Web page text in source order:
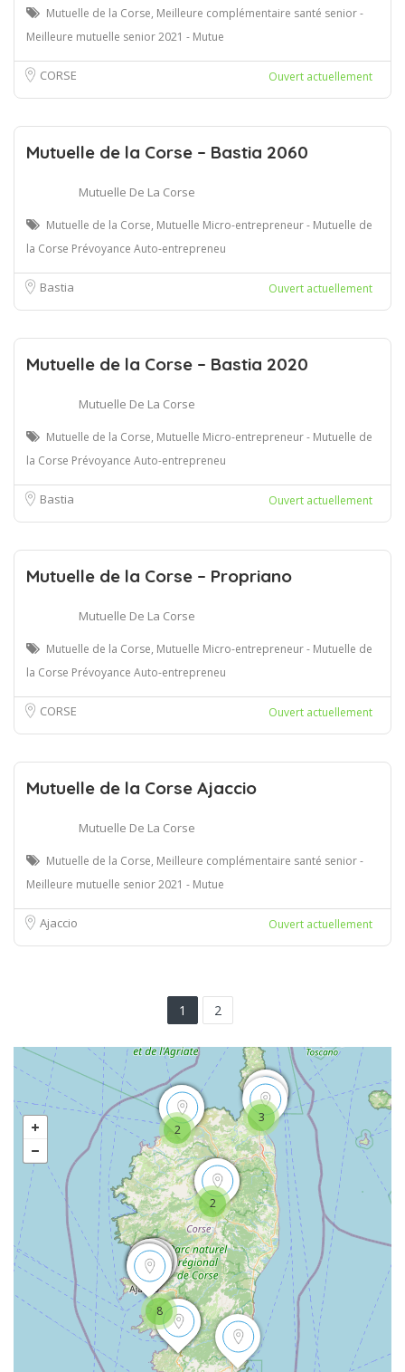
Mutuelle de la Corse, Meilleure complémentaire santé senior -
Meilleure mutuelle senior 2021 - Mutue
CORSE Ouvert actuellement
Mutuelle de la Corse – Bastia 2060
Mutuelle De La Corse
Mutuelle de la Corse, Mutuelle Micro-entrepreneur - Mutuelle de
la Corse Prévoyance Auto-entrepreneu
Bastia Ouvert actuellement
Mutuelle de la Corse – Bastia 2020
Mutuelle De La Corse
Mutuelle de la Corse, Mutuelle Micro-entrepreneur - Mutuelle de
la Corse Prévoyance Auto-entrepreneu
Bastia Ouvert actuellement
Mutuelle de la Corse – Propriano
Mutuelle De La Corse
Mutuelle de la Corse, Mutuelle Micro-entrepreneur - Mutuelle de
la Corse Prévoyance Auto-entrepreneu
CORSE Ouvert actuellement
Mutuelle de la Corse Ajaccio
Mutuelle De La Corse
Mutuelle de la Corse, Meilleure complémentaire santé senior -
Meilleure mutuelle senior 2021 - Mutue
Ajaccio Ouvert actuellement
1 2
3
2
2
8